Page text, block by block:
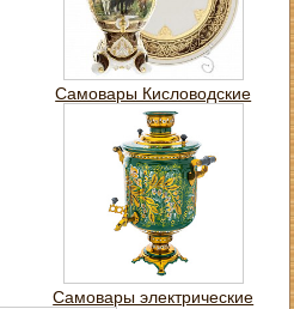
Самовары Кисловодские
Самовары электрические